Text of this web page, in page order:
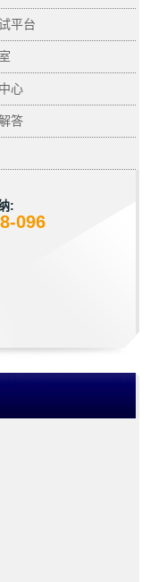
平台
心
答
:
096